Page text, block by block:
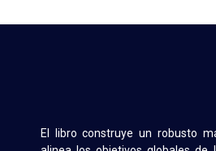
El libro construye un robusto